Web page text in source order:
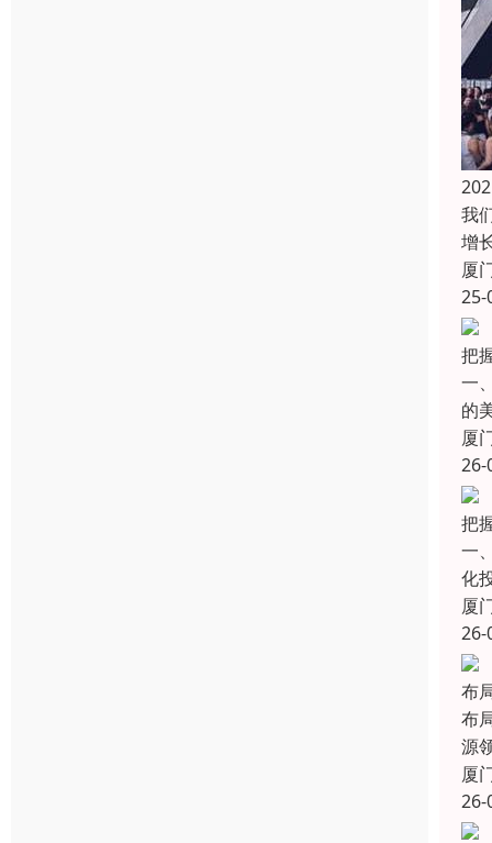
我
增
厦
25-
把
一
的
厦
26-
把
一
化
厦
26-
布
布
源
厦
26-